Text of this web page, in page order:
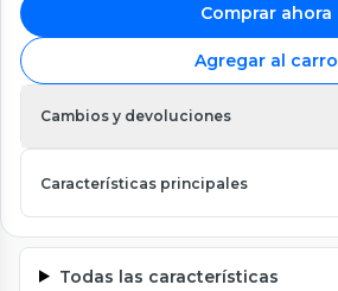
Comprar ahora
Agregar al carro
Cambios y devoluciones
Características principales
Todas las características